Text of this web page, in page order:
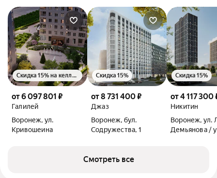
от 6 097 801 ₽
Галилей
Воронеж, ул.
Кривошеина
Скидка 15% на келлер
от 8 731 400 ₽
Джаз
Воронеж, бул.
Содружества, 1
Скидка 15%
от 4 117 300
Никитин
Воронеж, ул.
Демьянова /
Скидка 15%
Смотреть все